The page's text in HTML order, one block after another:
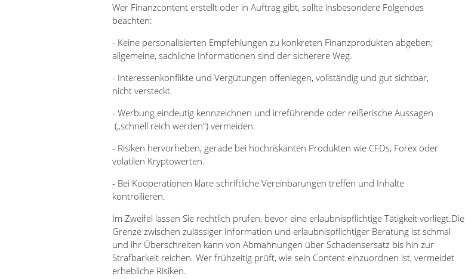
Wer Finanzcontent erstellt oder in Auftrag gibt, sollte insbesondere Folgendes
beachten:
- Keine personalisierten Empfehlungen zu konkreten Finanzprodukten abgeben;
allgemeine, sachliche Informationen sind der sicherere Weg.
- Interessenkonflikte und Vergütungen offenlegen, vollständig und gut sichtbar,
nicht versteckt.
- Werbung eindeutig kennzeichnen und irreführende oder reißerische Aussagen
(„schnell reich werden") vermeiden.
- Risiken hervorheben, gerade bei hochriskanten Produkten wie CFDs, Forex oder
volatilen Kryptowerten.
- Bei Kooperationen klare schriftliche Vereinbarungen treffen und Inhalte
kontrollieren.
Im Zweifel lassen Sie rechtlich prüfen, bevor eine erlaubnispflichtige Tätigkeit vorliegt.Die
Grenze zwischen zulässiger Information und erlaubnispflichtiger Beratung ist schmal
und ihr Überschreiten kann von Abmahnungen über Schadensersatz bis hin zur
Strafbarkeit reichen. Wer frühzeitig prüft, wie sein Content einzuordnen ist, vermeidet
erhebliche Risiken.